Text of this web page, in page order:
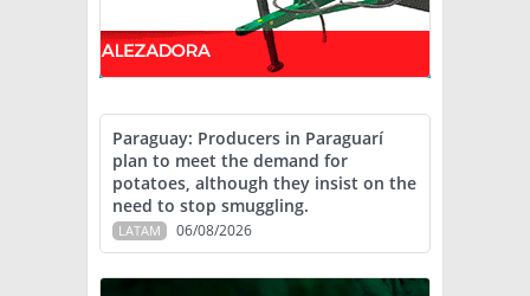
Paraguay: Producers in Paraguarí
plan to meet the demand for
potatoes, although they insist on the
need to stop smuggling.
LATAM 06/08/2026